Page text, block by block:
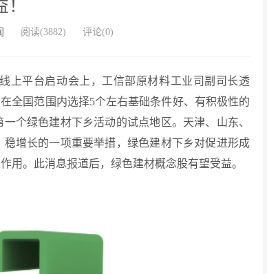
阅读(3882) 评论(0)
上平台启动会上，工信部原材料工业司副司长透
全国范围内选择5个左右基础条件好、有积极性的
个绿色建材下乡活动的试点地区。天津、山东、
增长的一项重要举措，绿色建材下乡对促进形成
用。此消息报道后，绿色建材概念股有望受益。